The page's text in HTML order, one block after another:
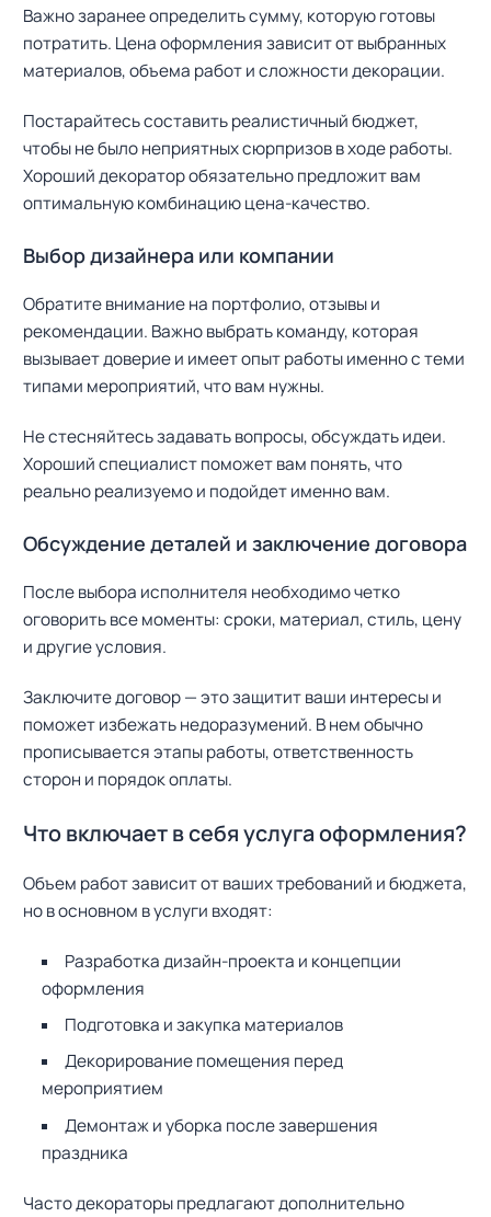
Важно заранее определить сумму, которую готовы
потратить. Цена оформления зависит от выбранных
материалов, объема работ и сложности декорации.
Постарайтесь составить реалистичный бюджет,
чтобы не было неприятных сюрпризов в ходе работы.
Хороший декоратор обязательно предложит вам
оптимальную комбинацию цена-качество.
Выбор дизайнера или компании
Обратите внимание на портфолио, отзывы и
рекомендации. Важно выбрать команду, которая
вызывает доверие и имеет опыт работы именно с теми
типами мероприятий, что вам нужны.
Не стесняйтесь задавать вопросы, обсуждать идеи.
Хороший специалист поможет вам понять, что
реально реализуемо и подойдет именно вам.
Обсуждение деталей и заключение договора
После выбора исполнителя необходимо четко
оговорить все моменты: сроки, материал, стиль, цену
и другие условия.
Заключите договор — это защитит ваши интересы и
поможет избежать недоразумений. В нем обычно
прописывается этапы работы, ответственность
сторон и порядок оплаты.
Что включает в себя услуга оформления?
Объем работ зависит от ваших требований и бюджета,
но в основном в услуги входят:
Разработка дизайн-проекта и концепции
оформления
Подготовка и закупка материалов
Декорирование помещения перед
мероприятием
Демонтаж и уборка после завершения
праздника
Часто декораторы предлагают дополнительно